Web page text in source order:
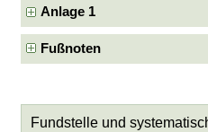
Anlage 1
Fußnoten
Fundstelle und